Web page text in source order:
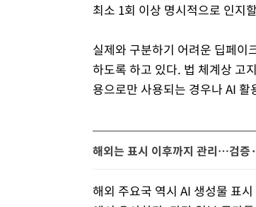
최소 1회 이상 명시적으로 인지
실제와 구분하기 어려운 딥페이
하도록 하고 있다. 법 체계상 고
용으로만 사용되는 경우나 AI
해외는 표시 이후까지 관리…검증
해외 주요국 역시 AI 생성물 표